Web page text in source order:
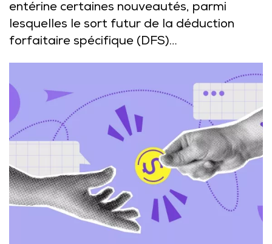
entérine certaines nouveautés, parmi
lesquelles le sort futur de la déduction
forfaitaire spécifique (DFS)…